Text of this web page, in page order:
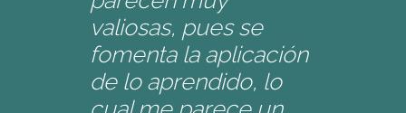
valiosas, pues se
fomenta la aplicación
de lo aprendido, lo